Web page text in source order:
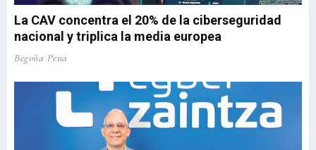
La CAV concentra el 20% de la ciberseguridad
nacional y triplica la media europea
Begoña Pena